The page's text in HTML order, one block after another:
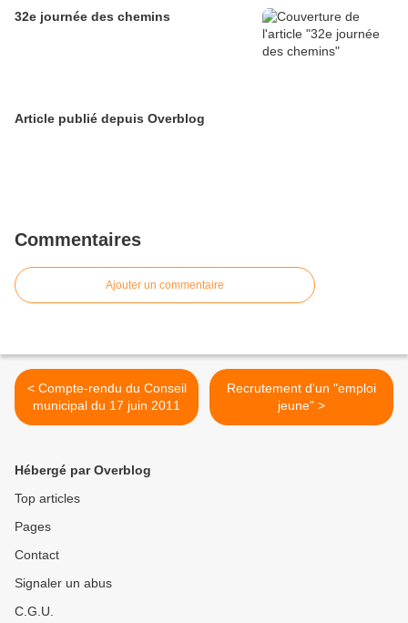
32e journée des chemins
Article publié depuis Overblog
Commentaires
Ajouter un commentaire
< Compte-rendu du Conseil
municipal du 17 juin 2011
Recrutement d'un "emploi
jeune" >
Hébergé par Overblog
Top articles
Pages
Contact
Signaler un abus
C.G.U.